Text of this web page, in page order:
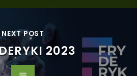
NEXT POST
2023